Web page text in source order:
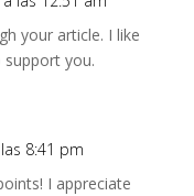
your article. I like
you.
8:41 pm
I appreciate